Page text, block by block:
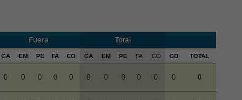
Fuera Total
GA EM PE FA CO GA EM PE FA GO GD TOTAL
0 0 0 0 0 0 0 0 0 0 0 0